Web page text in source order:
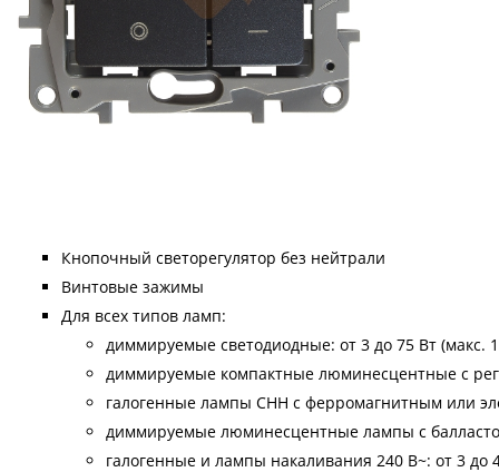
Кнопочный светорегулятор без нейтрали
Винтовые зажимы
Для всех типов ламп:
диммируемые светодиодные: от 3 до 75 Вт (макс.
диммируемые компактные люминесцентные с
галогенные лампы CHH с ферромагнитным или
диммируемые люминесцентные лампы с
галогенные и лампы накаливания 240 В~: от 3 до